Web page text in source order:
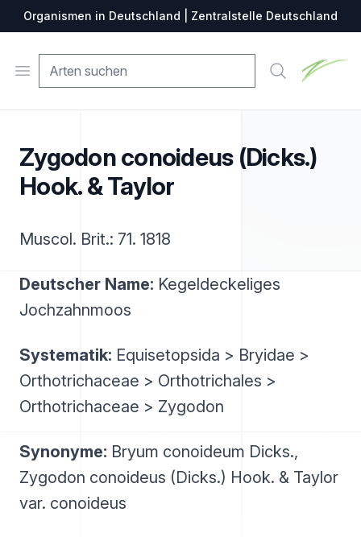
Organismen in Deutschland | Zentralstelle Deutschland
Open menu Suche
Zygodon conoideus (Dicks.)
Hook. & Taylor
Muscol. Brit.: 71. 1818
Deutscher Name: Kegeldeckeliges
Jochzahnmoos
Systematik: Equisetopsida > Bryidae >
Orthotrichaceae > Orthotrichales >
Orthotrichaceae > Zygodon
Synonyme: Bryum conoideum Dicks.,
Zygodon conoideus (Dicks.) Hook. & Taylor
var. conoideus